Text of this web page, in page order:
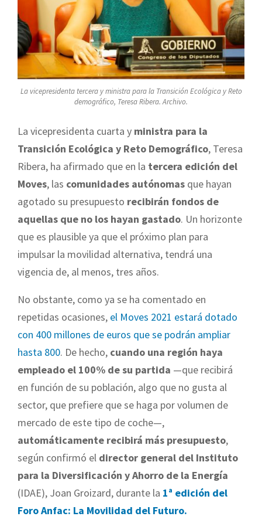
La vicepresidenta tercera y ministra para la Transición Ecológica y Reto
demográfico, Teresa Ribera. Archivo.
La vicepresidenta cuarta y ministra para la
Transición Ecológica y Reto Demográfico, Teresa
Ribera, ha afirmado que en la tercera edición del
Moves, las comunidades autónomas que hayan
agotado su presupuesto recibirán fondos de
aquellas que no los hayan gastado. Un horizonte
que es plausible ya que el próximo plan para
impulsar la movilidad alternativa, tendrá una
vigencia de, al menos, tres años.
No obstante, como ya se ha comentado en
repetidas ocasiones, el Moves 2021 estará dotado
con 400 millones de euros que se podrán ampliar
hasta 800. De hecho, cuando una región haya
empleado el 100% de su partida —que recibirá
en función de su población, algo que no gusta al
sector, que prefiere que se haga por volumen de
mercado de este tipo de coche—,
automáticamente recibirá más presupuesto,
según confirmó el director general del Instituto
para la Diversificación y Ahorro de la Energía
(IDAE), Joan Groizard, durante la 1ª edición del
Foro Anfac: La Movilidad del Futuro.